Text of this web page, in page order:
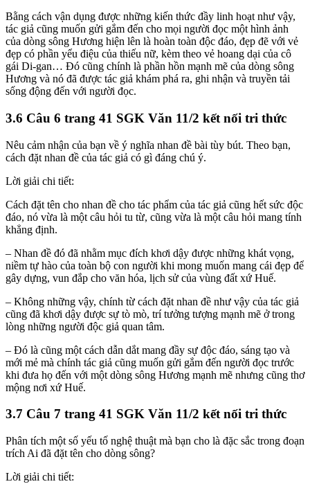
Bằng cách vận dụng được những kiến thức đầy linh hoạt như vậy,
tác giả cũng muốn gửi gắm đến cho mọi người đọc một hình ảnh
của dòng sông Hương hiện lên là hoàn toàn độc đáo, đẹp đẽ với vẻ
đẹp có phần yểu điệu của thiếu nữ, kèm theo vẻ hoang dại của cô
gái Di-gan… Đó cũng chính là phần hồn mạnh mẽ của dòng sông
Hương và nó đã được tác giả khám phá ra, ghi nhận và truyền tải
sống động đến với người đọc.
3.6 Câu 6 trang 41 SGK Văn 11/2 kết nối tri thức
Nêu cảm nhận của bạn về ý nghĩa nhan đề bài tùy bút. Theo bạn,
cách đặt nhan đề của tác giả có gì đáng chú ý.
Lời giải chi tiết:
Cách đặt tên cho nhan đề cho tác phẩm của tác giả cũng hết sức độc
đáo, nó vừa là một câu hỏi tu từ, cũng vừa là một câu hỏi mang tính
khẳng định.
– Nhan đề đó đã nhằm mục đích khơi dậy được những khát vọng,
niềm tự hào của toàn bộ con người khi mong muốn mang cái đẹp để
gây dựng, vun đắp cho văn hóa, lịch sử của vùng đất xứ Huế.
– Không những vậy, chính từ cách đặt nhan đề như vậy của tác giả
cũng đã khơi dậy được sự tò mò, trí tưởng tượng mạnh mẽ ở trong
lòng những người độc giả quan tâm.
– Đó là cũng một cách dẫn dắt mang đầy sự độc đáo, sáng tạo và
mới mẻ mà chính tác giả cũng muốn gửi gắm đến người đọc trước
khi đưa họ đến với một dòng sông Hương mạnh mẽ nhưng cũng thơ
mộng nơi xứ Huế.
3.7 Câu 7 trang 41 SGK Văn 11/2 kết nối tri thức
Phân tích một số yếu tố nghệ thuật mà bạn cho là đặc sắc trong đoạn
trích Ai đã đặt tên cho dòng sông?
Lời giải chi tiết: